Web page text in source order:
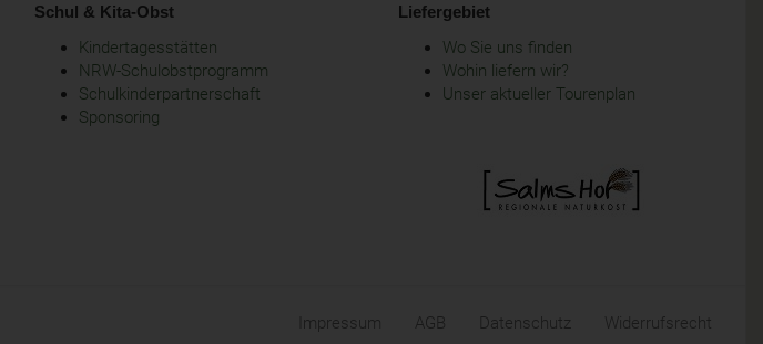
Schul & Kita-Obst
Kindertagesstätten
NRW-Schulobstprogramm
Schulkinderpartnerschaft
Sponsoring
Liefergebiet
Wo Sie uns finden
Wohin liefern wir?
Unser aktueller Tourenplan
Impressum AGB Datenschutz Widerrufsrecht